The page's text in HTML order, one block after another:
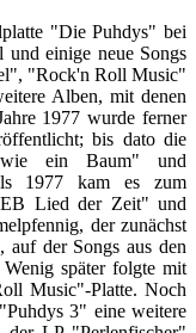
"Die Puhdys" bei
einige neue Songs
"Rock'n Roll Music"
Alben, mit denen
1977 wurde ferner
bis dato die
ein Baum" und
1977 kam es zum
Lied der Zeit" und
der zunächst
auf der Songs aus den
später folgte mit
Music"-Platte. Noch
3" eine weitere